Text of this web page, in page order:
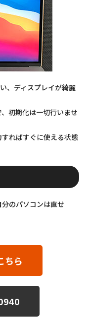
、ディスプレイが綺麗
初期化は一切行いませ
ればすぐに使える状態
分のパソコンは直せ
ちら